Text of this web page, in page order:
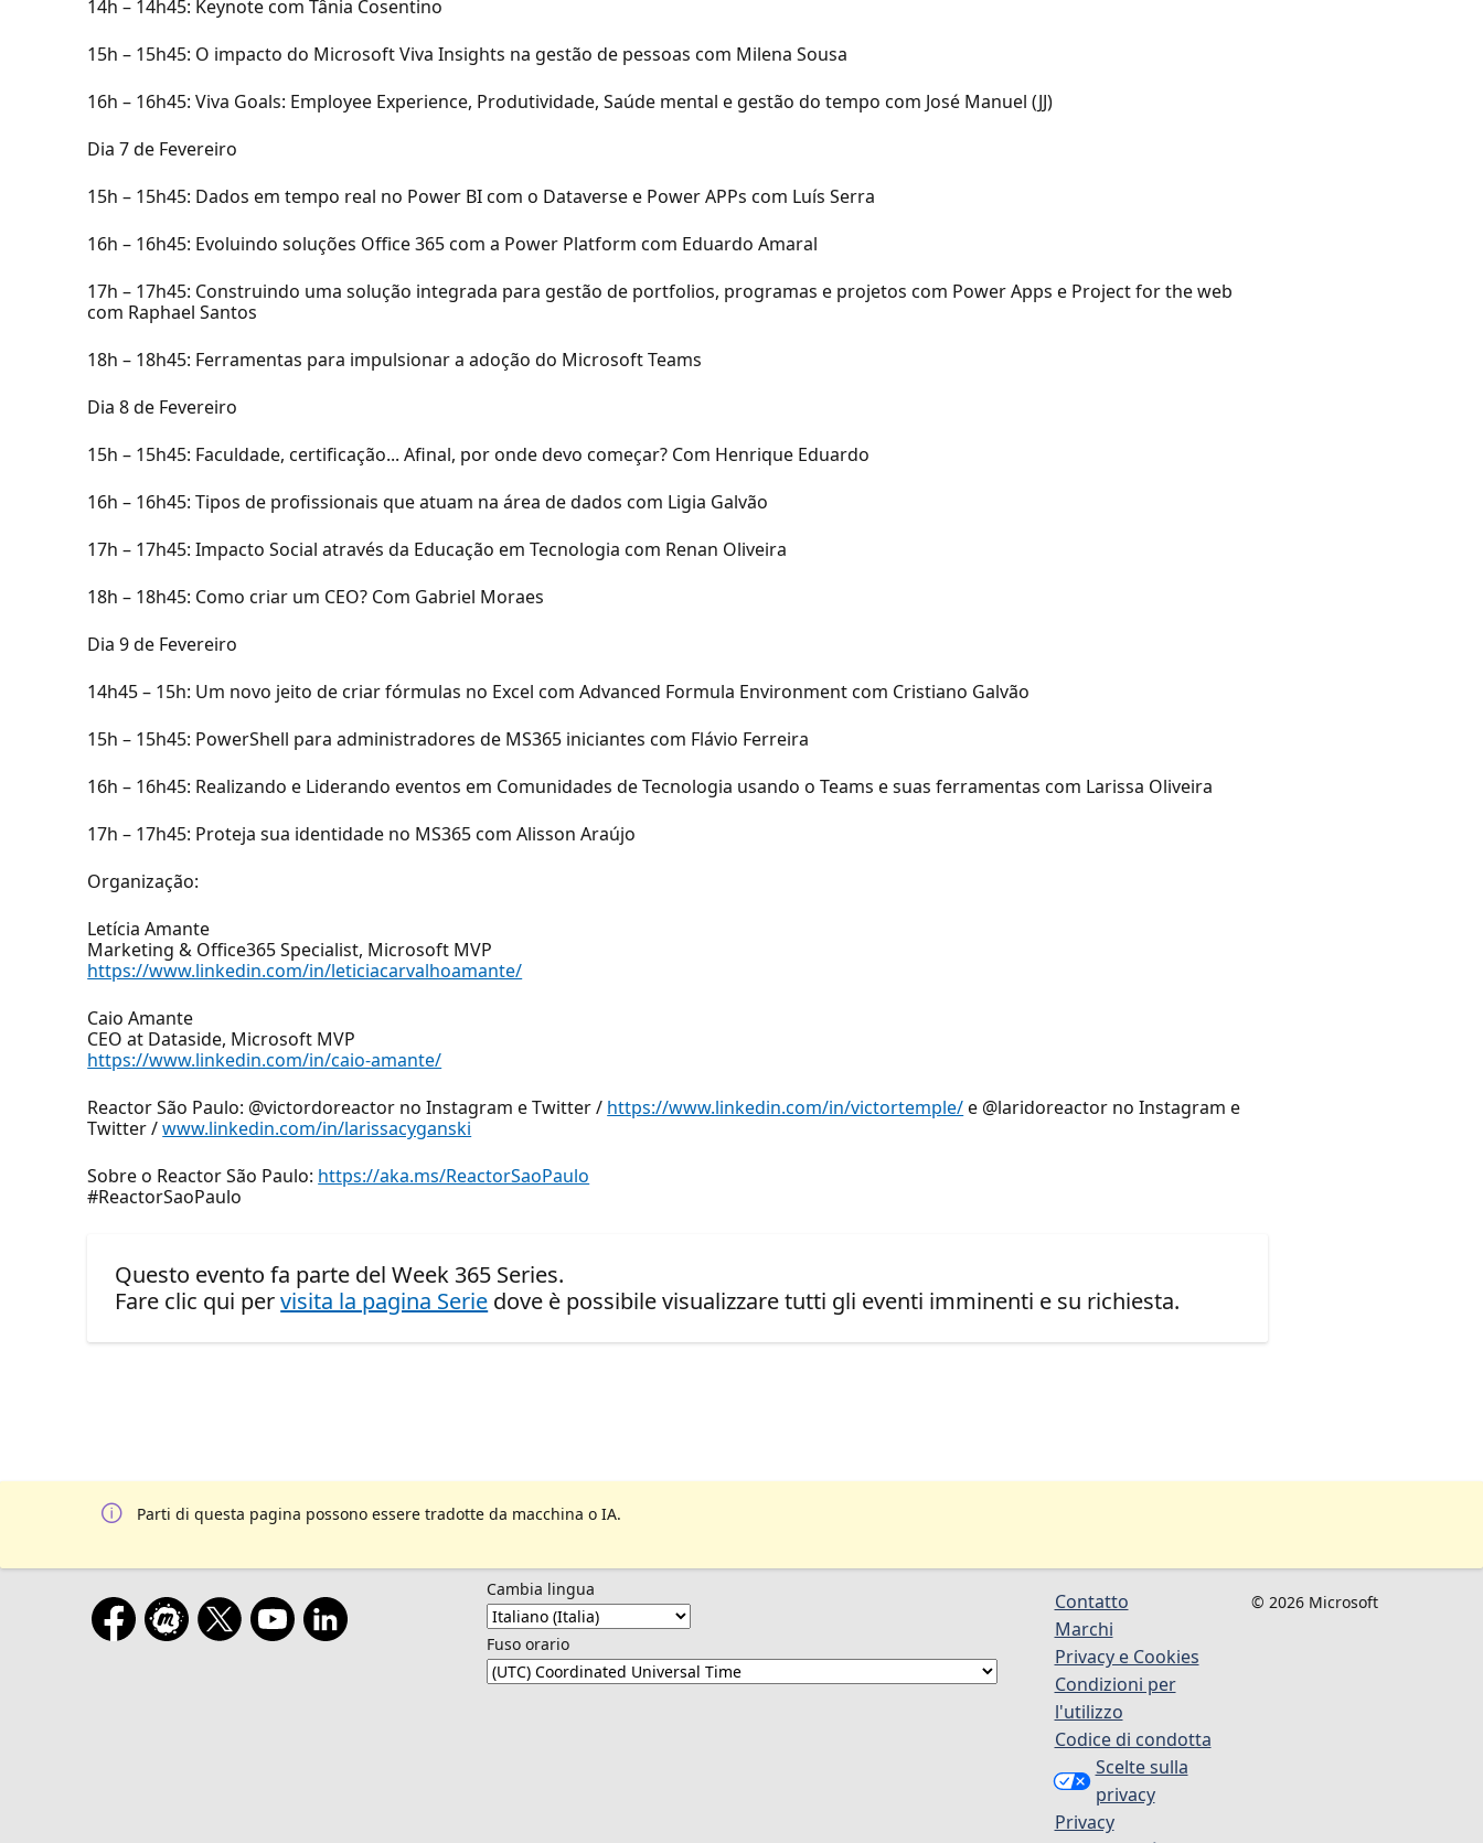
14h – 14h45: Keynote com Tânia Cosentino
15h – 15h45: O impacto do Microsoft Viva Insights na gestão de pessoas com Milena Sousa
16h – 16h45: Viva Goals: Employee Experience, Produtividade, Saúde mental e gestão do tempo com José Manuel (JJ)
Dia 7 de Fevereiro
15h – 15h45: Dados em tempo real no Power BI com o Dataverse e Power APPs com Luís Serra
16h – 16h45: Evoluindo soluções Office 365 com a Power Platform com Eduardo Amaral
17h – 17h45: Construindo uma solução integrada para gestão de portfolios, programas e projetos com Power Apps e Project for the web
com Raphael Santos
18h – 18h45: Ferramentas para impulsionar a adoção do Microsoft Teams
Dia 8 de Fevereiro
15h – 15h45: Faculdade, certificação... Afinal, por onde devo começar? Com Henrique Eduardo
16h – 16h45: Tipos de profissionais que atuam na área de dados com Ligia Galvão
17h – 17h45: Impacto Social através da Educação em Tecnologia com Renan Oliveira
18h – 18h45: Como criar um CEO? Com Gabriel Moraes
Dia 9 de Fevereiro
14h45 – 15h: Um novo jeito de criar fórmulas no Excel com Advanced Formula Environment com Cristiano Galvão
15h – 15h45: PowerShell para administradores de MS365 iniciantes com Flávio Ferreira
16h – 16h45: Realizando e Liderando eventos em Comunidades de Tecnologia usando o Teams e suas ferramentas com Larissa Oliveira
17h – 17h45: Proteja sua identidade no MS365 com Alisson Araújo
Organização:
Letícia Amante
Marketing & Office365 Specialist, Microsoft MVP
https://www.linkedin.com/in/leticiacarvalhoamante/
Caio Amante
CEO at Dataside, Microsoft MVP
https://www.linkedin.com/in/caio-amante/
Reactor São Paulo: @victordoreactor no Instagram e Twitter / https://www.linkedin.com/in/victortemple/e @laridoreactor no Instagram e
Twitter /www.linkedin.com/in/larissacyganski
Sobre o Reactor São Paulo: https://aka.ms/ReactorSaoPaulo
#ReactorSaoPaulo
Questo evento fa parte del Week 365 Series.
Fare clic qui pervisita la pagina Serie dove è possibile visualizzare tutti gli eventi imminenti e su richiesta.
Parti di questa pagina possono essere tradotte da macchina o IA.
Cambia lingua
Fuso orario
Contatto
Marchi
Privacy e Cookies
Condizioni per
l'utilizzo
Codice di condotta
Scelte sulla
privacy
Privacy
© 2026 Microsoft